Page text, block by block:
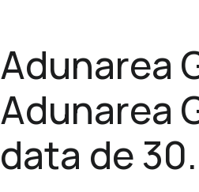
Adunarea
Adunarea
data de